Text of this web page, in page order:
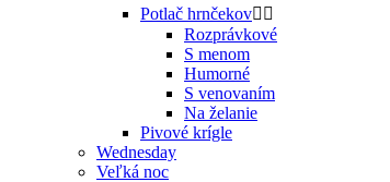
Potlač hrnčekov 
Rozprávkové
S menom
Humorné
S venovaním
Na želanie
Pivové krígle
Wednesday
Veľká noc